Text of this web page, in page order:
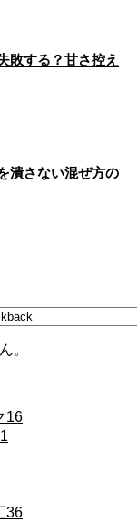
敗する？甘さ控え
潰さない混ぜ方の
。
16
36